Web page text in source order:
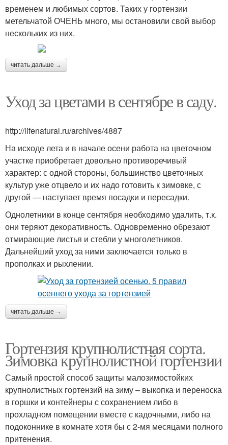
временем и любимых сортов. Таких у гортензии
метельчатой ОЧЕНЬ много, мы остановили свой выбор
нескольких из них.
читать дальше →
Уход за цветами в сентябре в саду.
http://lifenatural.ru/archives/4887
На исходе лета и в начале осени работа на цветочном
участке приобретает довольно противоречивый
характер: с одной стороны, большинство цветочных
культур уже отцвело и их надо готовить к зимовке, с
другой — наступает время посадки и пересадки.
Однолетники в конце сентября необходимо удалить, т.к.
они теряют декоративность. Одновременно обрезают
отмирающие листья и стебли у многолетников.
Дальнейший уход за ними заключается только в
прополках и рыхлении.
читать дальше →
Гортензия крупнолистная сорта.
Зимовка крупнолистной гортензии
Самый простой способ защиты малозимостойких
крупнолистных гортензий на зиму – выкопка и переноска
в горшки и контейнеры с сохранением либо в
прохладном помещении вместе с кадочными, либо на
подоконнике в комнате хотя бы с 2-мя месяцами полного
притенения.